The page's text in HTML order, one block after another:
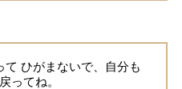
ひがまないで、自分も
ってね。